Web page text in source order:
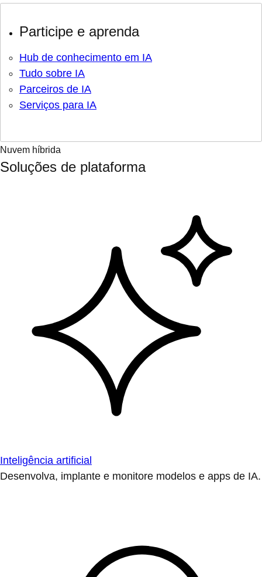
Participe e aprenda
Hub de conhecimento em IA
Tudo sobre IA
Parceiros de IA
Serviços para IA
Nuvem híbrida
Soluções de plataforma
Inteligência artificial
Desenvolva, implante e monitore modelos e apps de IA.